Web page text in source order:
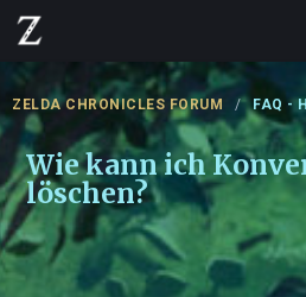
ZELDA CHRONICLES FORUM FAQ -
Wie kann ich
löschen?